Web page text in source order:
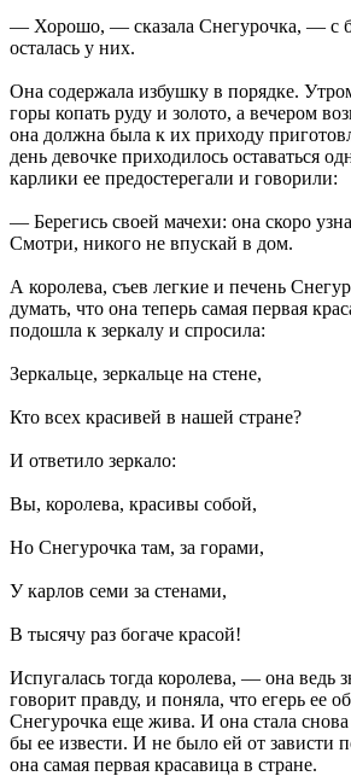
— Хорошо, — сказала Снегурочка, — с
осталась у них.
Она содержала избушку в порядке.
горы копать руду и золото, а вечером
она должна была к их приходу
день девочке приходилось оставаться
карлики ее предостерегали и говорили:
— Берегись своей мачехи: она скоро
Смотри, никого не впускай в дом.
А королева, съев легкие и печень
думать, что она теперь самая первая
подошла к зеркалу и спросила:
Зеркальце, зеркальце на стене,
Кто всех красивей в нашей стране?
И ответило зеркало:
Вы, королева, красивы собой,
Но Снегурочка там, за горами,
У карлов семи за стенами,
В тысячу раз богаче красой!
Испугалась тогда королева, — она ведь
говорит правду, и поняла, что егерь ее
Снегурочка еще жива. И она стала снова
бы ее извести. И не было ей от зависти
она самая первая красавица в стране.